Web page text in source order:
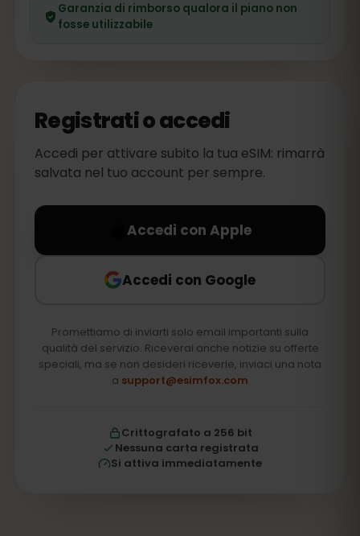
Garanzia di rimborso qualora il piano non
fosse utilizzabile
Registrati o accedi
Accedi per attivare subito la tua eSIM: rimarrà
salvata nel tuo account per sempre.
Accedi con Apple
Accedi con Google
Promettiamo di inviarti solo email importanti sulla
qualità del servizio. Riceverai anche notizie su offerte
speciali, ma se non desideri riceverle, inviaci una nota
a support@esimfox.com
Crittografato a 256 bit
Nessuna carta registrata
Si attiva immediatamente